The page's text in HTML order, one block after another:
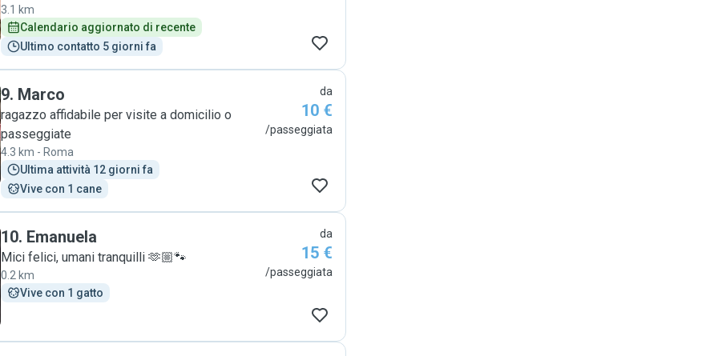
3.1 km
Calendario aggiornato di recente
Ultimo contatto 5 giorni fa
9. Marco
ragazzo affidabile per visite a domicilio o
passeggiate
4.3 km - Roma
Ultima attività 12 giorni fa
Vive con 1 cane
da
10 €
/passeggiata
10. Emanuela
Mici felici, umani tranquilli 🫶🏼🐾
0.2 km
Vive con 1 gatto
da
15 €
/passeggiata